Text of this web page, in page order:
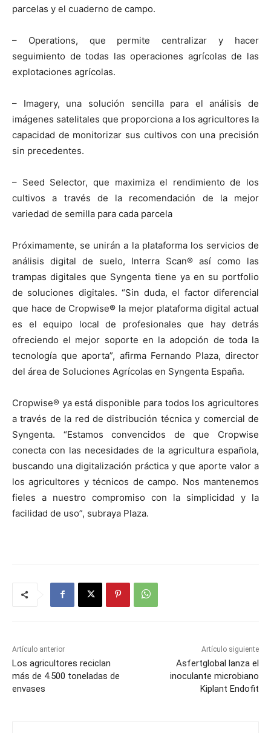
parcelas y el cuaderno de campo.
– Operations, que permite centralizar y hacer
seguimiento de todas las operaciones agrícolas de las
explotaciones agrícolas.
– Imagery, una solución sencilla para el análisis de
imágenes satelitales que proporciona a los agricultores la
capacidad de monitorizar sus cultivos con una precisión
sin precedentes.
– Seed Selector, que maximiza el rendimiento de los
cultivos a través de la recomendación de la mejor
variedad de semilla para cada parcela
Próximamente, se unirán a la plataforma los servicios de
análisis digital de suelo, Interra Scan® así como las
trampas digitales que Syngenta tiene ya en su portfolio
de soluciones digitales. “Sin duda, el factor diferencial
que hace de Cropwise® la mejor plataforma digital actual
es el equipo local de profesionales que hay detrás
ofreciendo el mejor soporte en la adopción de toda la
tecnología que aporta”, afirma Fernando Plaza, director
del área de Soluciones Agrícolas en Syngenta España.
Cropwise® ya está disponible para todos los agricultores
a través de la red de distribución técnica y comercial de
Syngenta. “Estamos convencidos de que Cropwise
conecta con las necesidades de la agricultura española,
buscando una digitalización práctica y que aporte valor a
los agricultores y técnicos de campo. Nos mantenemos
fieles a nuestro compromiso con la simplicidad y la
facilidad de uso”, subraya Plaza.
Artículo anterior
Los agricultores reciclan
más de 4.500 toneladas de
envases
Artículo siguiente
Asfertglobal lanza el
inoculante microbiano
Kiplant Endofit